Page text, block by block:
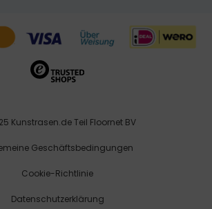
Kunstrasen.de Teil Floornet BV
Geschäftsbedingungen
Cookie-Richtlinie
Datenschutzerklärung